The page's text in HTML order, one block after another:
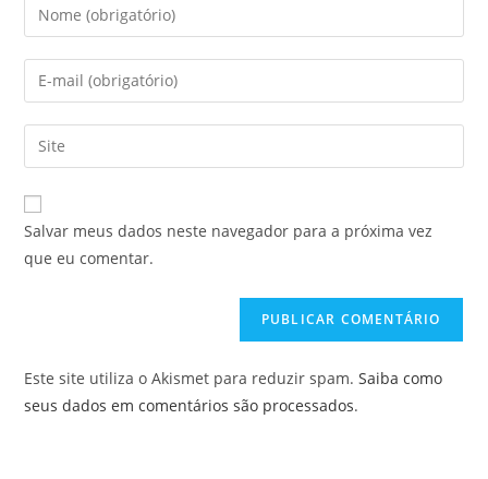
Digite
seu
nome
ou
de
usuário
para
comentar
Digite
seu
endereço
de
mail
para
comentar
Digite
o
URL
do
site
Salvar meus dados neste navegador para a próxima vez
que eu comentar.
Este site utiliza o Akismet para reduzir spam.Saiba como
seus dados em comentários são processados.